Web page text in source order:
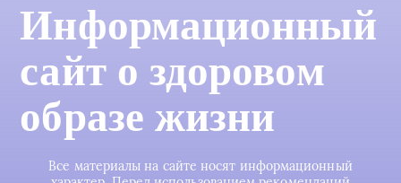
Информационный
сайт о здоровом
образе жизни
Все материалы на сайте носят информационный